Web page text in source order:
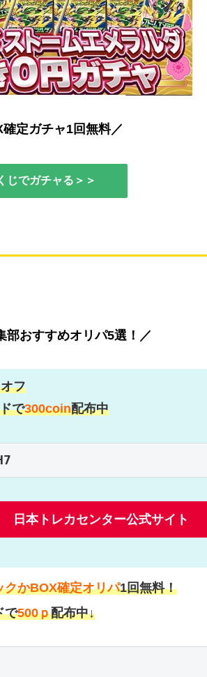
定ガチャ1回無料／
じでガチャる＞＞
部おすすめオリパ5選！／
オフ
で300coin配布中
日本トレカセンター公式サイト
クかBOX確定オリパ1回無料！
で500ｐ配布中↓